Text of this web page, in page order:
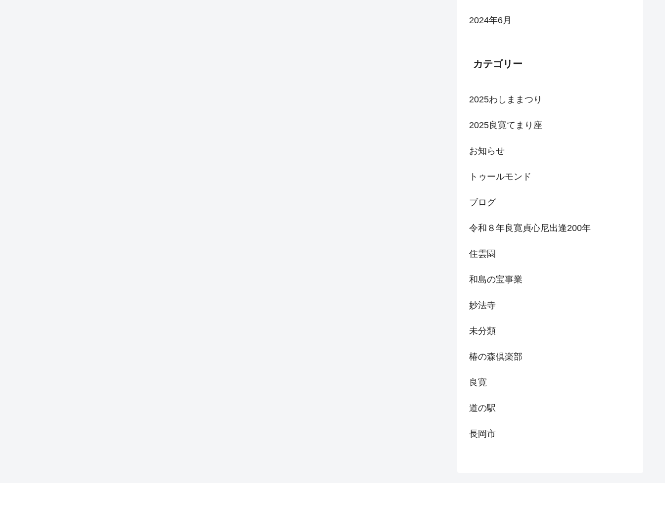
2024年6月
カテゴリー
2025わしままつり
2025良寛てまり座
お知らせ
トゥールモンド
ブログ
令和８年良寛貞心尼出逢200年
住雲園
和島の宝事業
妙法寺
未分類
椿の森倶楽部
良寛
道の駅
長岡市